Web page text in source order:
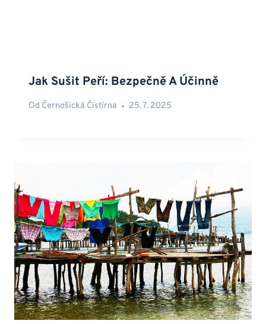
Jak Sušit Peří: Bezpečně A Účinně
Od Černošická Čistírna 25. 7. 2025